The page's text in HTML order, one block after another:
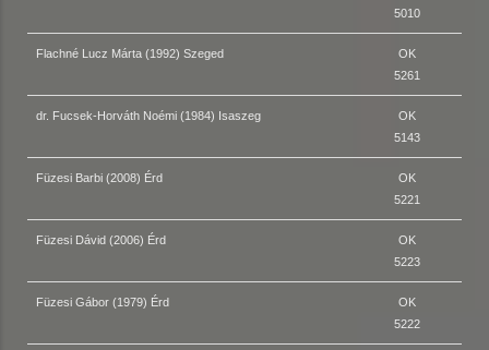
5010
Flachné Lucz Márta (1992) Szeged
OK
5261
dr. Fucsek-Horváth Noémi (1984) Isaszeg
OK
5143
Füzesi Barbi (2008) Érd
OK
5221
Füzesi Dávid (2006) Érd
OK
5223
Füzesi Gábor (1979) Érd
OK
5222